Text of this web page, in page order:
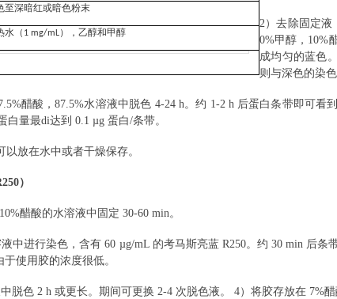
至深暗红或暗色粉末
水（ 1 mg/mL），乙醇和甲醇
2）去除固定液
0%甲醇， 10%
成均匀的蓝色
则与深色的染
醋酸，87.5%水溶液中脱色 4-24 h。约 1-2 h 后蛋白条带即可看
白量最di达到 0.1 µg 蛋白/条带。
以放在水中或者干燥保存。
）
10%醋酸的水溶液中固定 30-60 min。
中进行染色，含有60 µg/mL 的考马斯亮蓝 R250。约30 min 后条
使用胶的浓度很低。
脱色 2 h 或更长。期间可更换 2-4 次脱色液。 4）将胶存放在 7%醋